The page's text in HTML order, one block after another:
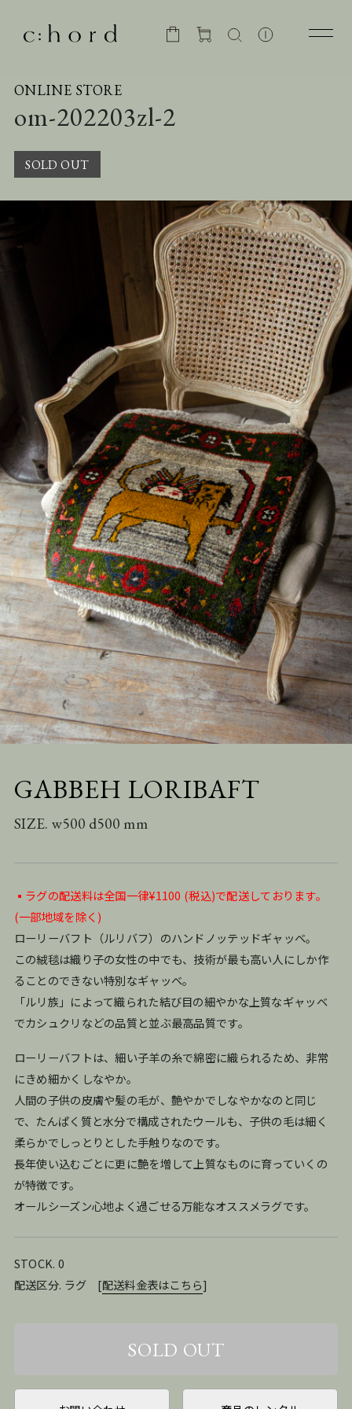
ONLINE STORE
om-202203zl-2
GABBEH LORIBAFT
SIZE. w500 d500 mm
▪️ラグの配送料は全国一律¥1100 (税込)で配送しております。
(一部地域を除く)
ローリーバフト（ルリバフ）のハンドノッテッドギャッベ。
この絨毯は織り子の女性の中でも、技術が最も高い人にしか作
ることのできない特別なギャッベ。
「ルリ族」によって織られた結び目の細やかな上質なギャッベ
でカシュクリなどの品質と並ぶ最高品質です。
ローリーバフトは、細い子羊の糸で綿密に織られるため、非常
にきめ細かくしなやか。
人間の子供の皮膚や髪の毛が、艶やかでしなやかなのと同じ
で、たんぱく質と水分で構成されたウールも、子供の毛は細く
柔らかでしっとりとした手触りなのです。
長年使い込むごとに更に艶を増して上質なものに育っていくの
が特徴です。
オールシーズン心地よく過ごせる万能なオススメラグです。
STOCK. 0
配送区分. ラグ [配送料金表はこちら]